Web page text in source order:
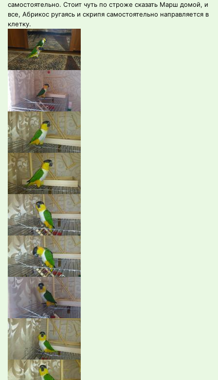
самостоятельно. Стоит чуть по строже сказать Марш домой, и
все, Абрикос ругаясь и скрипя самостоятельно направляется в
клетку.